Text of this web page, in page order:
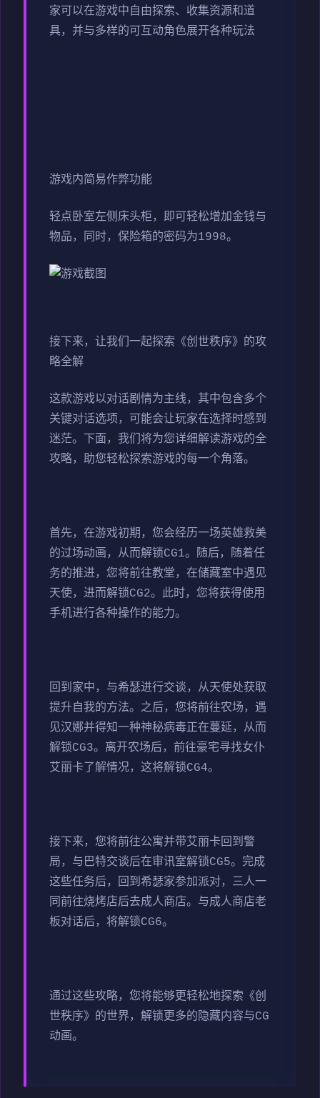
家可以在游戏中自由探索、收集资源和道
具，并与多样的可互动角色展开各种玩法
游戏内简易作弊功能
轻点卧室左侧床头柜，即可轻松增加金钱与
物品，同时，保险箱的密码为1998。
接下来，让我们一起探索《创世秩序》的攻
略全解
这款游戏以对话剧情为主线，其中包含多个
关键对话选项，可能会让玩家在选择时感到
迷茫。下面，我们将为您详细解读游戏的全
攻略，助您轻松探索游戏的每一个角落。
首先，在游戏初期，您会经历一场英雄救美
的过场动画，从而解锁CG1。随后，随着任
务的推进，您将前往教堂，在储藏室中遇见
天使，进而解锁CG2。此时，您将获得使用
手机进行各种操作的能力。
回到家中，与希瑟进行交谈，从天使处获取
提升自我的方法。之后，您将前往农场，遇
见汉娜并得知一种神秘病毒正在蔓延，从而
解锁CG3。离开农场后，前往豪宅寻找女仆
艾丽卡了解情况，这将解锁CG4。
接下来，您将前往公寓并带艾丽卡回到警
局，与巴特交谈后在审讯室解锁CG5。完成
这些任务后，回到希瑟家参加派对，三人一
同前往烧烤店后去成人商店。与成人商店老
板对话后，将解锁CG6。
通过这些攻略，您将能够更轻松地探索《创
世秩序》的世界，解锁更多的隐藏内容与CG
动画。